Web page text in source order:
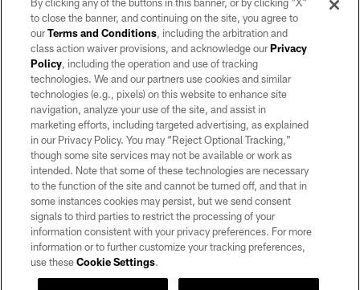
©2026 by the Las Vegas Raiders. All rights reserved. No portion of this site
may be reproduced without the express written permission of the Las Vegas
Raiders.
PRIVACY POLICY
TERMS OF SERVICE
ACCESSIBILITY
AD CHOICES
YOUR PRIVACY CHOICES
COOKIE SETTINGS
to close the banner, and continuing on the site, you agree to
ourTerms and Conditions, including the arbitration and
class action waiver provisions, and acknowledge ourPrivacy
Policy, including the operation and use of tracking
technologies. We and our partners use cookies and similar
technologies (e.g., pixels) on this website to enhance site
navigation, analyze your use of the site, and assist in
marketing efforts, including targeted advertising, as explained
in our Privacy Policy. You may “Reject Optional Tracking,”
though some site services may not be available or work as
intended. Note that some of these technologies are necessary
to the function of the site and cannot be turned off, and that in
some instances cookies may persist, but we send consent
signals to third parties to restrict the processing of your
information consistent with your privacy preferences. For more
information or to further customize your tracking preferences,
use theseCookie Settings.